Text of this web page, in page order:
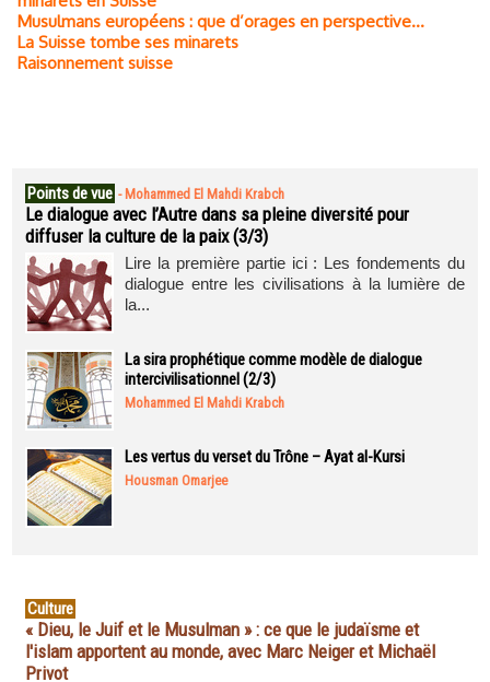
Musulmans européens : que d’orages en perspective…
La Suisse tombe ses minarets
Raisonnement suisse
Points de vue - Mohammed El Mahdi Krabch
Le dialogue avec l’Autre dans sa pleine diversité pour
diffuser la culture de la paix (3/3)
Lire la première partie ici : Les fondements du
dialogue entre les civilisations à la lumière de
la...
La sira prophétique comme modèle de dialogue
intercivilisationnel (2/3)
Mohammed El Mahdi Krabch
Les vertus du verset du Trône – Ayat al-Kursi
Housman Omarjee
Culture
« Dieu, le Juif et le Musulman » : ce que le judaïsme et
l'islam apportent au monde, avec Marc Neiger et Michaël
Privot